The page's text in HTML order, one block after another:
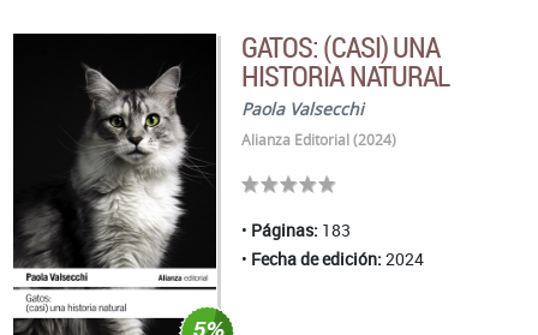
GATOS: (CASI) UNA
HISTORIA NATURAL
Paola Valsecchi
Alianza Editorial (2024)
Páginas: 183
Fecha de edición: 2024